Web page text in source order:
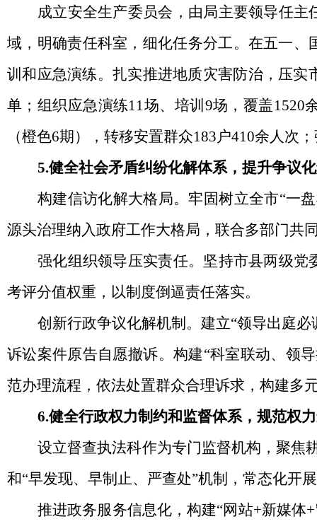
成立安全生产委员会，由局主要领导任
域，明确责任科室，细化任务分工。在五一
训和应急演练。扎实推进地质灾害防治，压实
单；组织应急演练11场、培训9场，覆盖1520
（橙色6期），转移安置群众183户410余人次
5.健全社会矛盾纠纷化解体系，提升争议
构建信访化解大格局。牢固树立全市“一
源头治理纳入政府工作大格局，联合多部门共
强化组织领导压实责任。坚持市县两级
考评分值权重，以制度倒逼责任落实。
创新行政争议化解机制。建立“领导出庭
诉讼案件原告自愿撤诉。构建“科室联动、领
范办理流程，依法处置群众合理诉求，构建多
6.健全行政权力制约和监督体系，规范权
设立督查执法科作为专门监督机构，聚焦
和“早发现、早制止、严查处”机制，常态化开
推进政务服务信息化，构建“网站+新媒体